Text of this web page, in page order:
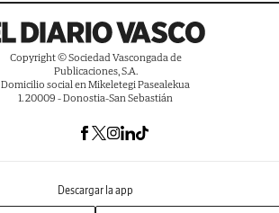
Copyright © Sociedad Vascongada de
Publicaciones, S.A.
Domicilio social en Mikeletegi Pasealekua
1. 20009 - Donostia-San Sebastián
Descargar la app